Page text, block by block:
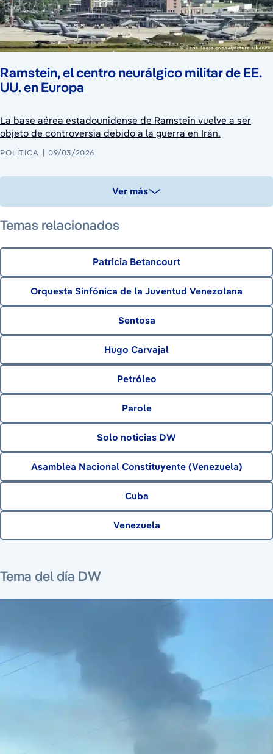
Ramstein, el centro neurálgico militar de EE.
UU. en Europa
La base aérea estadounidense de Ramstein vuelve a ser
objeto de controversia debido a la guerra en Irán.
POLÍTICA 09/03/2026
Ver más
Temas relacionados
Patricia Betancourt
Orquesta Sinfónica de la Juventud Venezolana
Sentosa
Hugo Carvajal
Petróleo
Parole
Solo noticias DW
Asamblea Nacional Constituyente (Venezuela)
Cuba
Venezuela
Tema del día DW
10 de agosto de 2026